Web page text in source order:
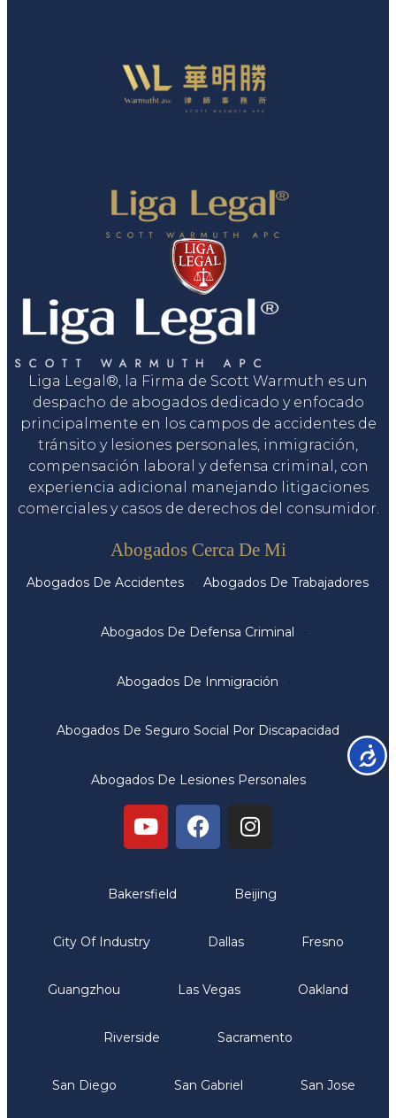
Liga Legal®, la Firma de Scott Warmuth es un
despacho de abogados dedicado y enfocado
principalmente en los campos de accidentes de
tránsito y lesiones personales, inmigración,
compensación laboral y defensa criminal, con
experiencia adicional manejando litigaciones
comerciales y casos de derechos del consumidor.
Abogados Cerca De Mi
Abogados De Accidentes Abogados De Trabajadores
Abogados De Defensa Criminal
Abogados De Inmigración
Abogados De Seguro Social Por Discapacidad
Abogados De Lesiones Personales
Bakersfield Beijing
City Of Industry Dallas Fresno
Guangzhou Las Vegas Oakland
Riverside Sacramento
San Diego San Gabriel San Jose